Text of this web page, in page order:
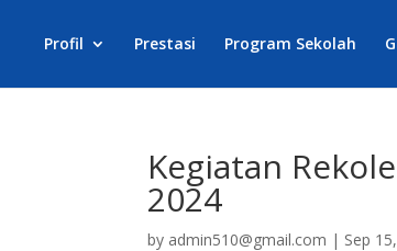
Profil Prestasi Program Sekolah
Kegiatan
2024
by admin510@gmail.com | Sep